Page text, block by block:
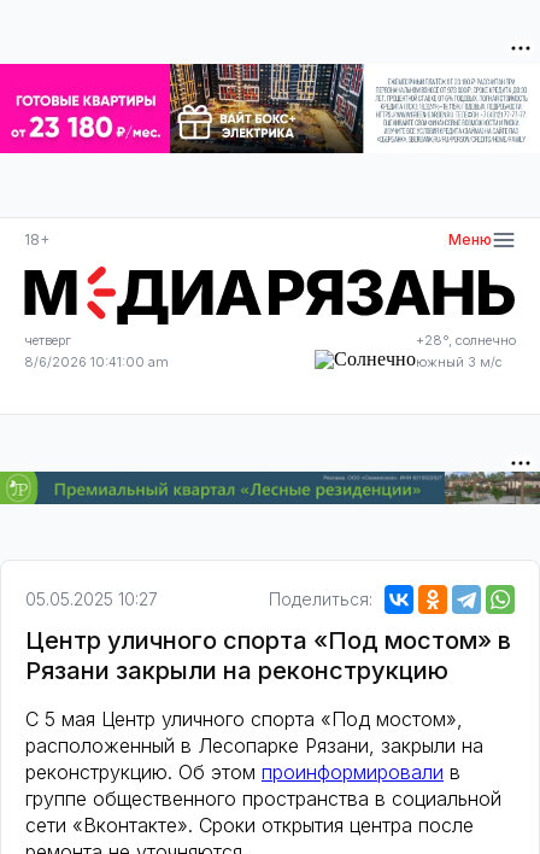
18+ Меню
четверг
8/6/2026 10:41:00 am
+28°, солнечно
южный 3 м/с
05.05.2025 10:27 Поделиться:
Центр уличного спорта «Под мостом» в
Рязани закрыли на реконструкцию
С 5 мая Центр уличного спорта «Под мостом»,
расположенный в Лесопарке Рязани, закрыли на
реконструкцию. Об этом проинформировали в
группе общественного пространства в социальной
сети «Вконтакте». Сроки открытия центра после